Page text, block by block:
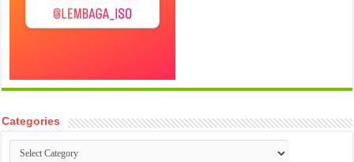
Categories
Categories